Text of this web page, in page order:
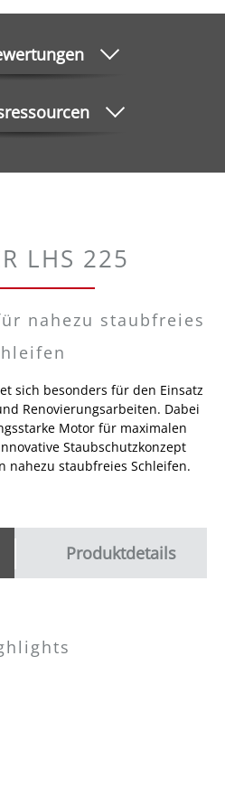
LHS 225
nahezu staubfreies
sich besonders für den Einsatz
Renovierungsarbeiten. Dabei
Motor für maximalen
Staubschutzkonzept
nahezu staubfreies Schleifen.
Produktdetails